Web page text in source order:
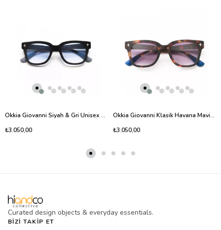
Okkia Giovanni Siyah & Gri Unisex Güneş Gözlüğü Mavi Gradyan
₺3.050,00
Okkia Giovanni Klasik Havana Mavisi Siyah Lens Unisex Güneş Gözlüğü Siyah & Gri
₺3.050,00
Curated design objects & everyday essentials.
BIZI TAKIP ET